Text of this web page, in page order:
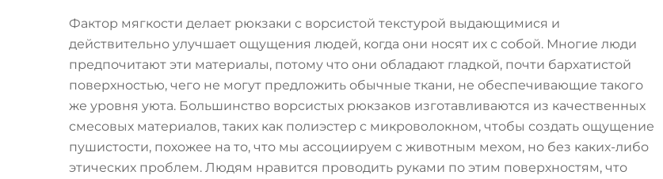
Фактор мягкости делает рюкзаки с ворсистой текстурой выдающимися и
действительно улучшает ощущения людей, когда они носят их с собой. Многие люди
предпочитают эти материалы, потому что они обладают гладкой, почти бархатистой
поверхностью, чего не могут предложить обычные ткани, не обеспечивающие такого
же уровня уюта. Большинство ворсистых рюкзаков изготавливаются из качественных
смесовых материалов, таких как полиэстер с микроволокном, чтобы создать ощущение
пушистости, похожее на то, что мы ассоциируем с животным мехом, но без каких-либо
этических проблем. Людям нравится проводить руками по этим поверхностям, что